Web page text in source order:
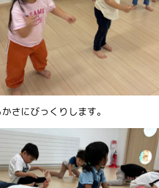
さにびっくりします。